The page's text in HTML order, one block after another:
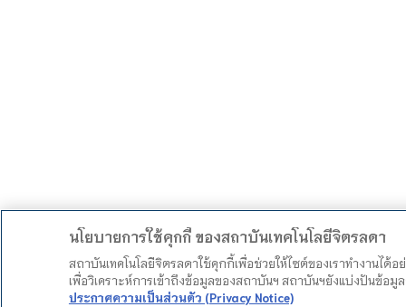
นโยบายการใช้คุกกี้ ของสถาบันเทคโนโลยีจิตรลดา
สถาบันเทคโนโลยีจิตรลดาใช้คุกกี้เพื่อช่วยให้ไซต์ของเราทำงานไ
เพื่อวิเคราะห์การเข้าถึงข้อมูลของสถาบันฯ สถาบันฯยังแบ่งปันข้อ
ประกาศความเป็นส่วนตัว (Privacy Notice)